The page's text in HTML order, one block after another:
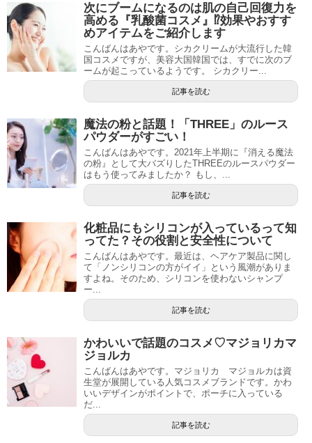
次にブームになるのは肌の自己回復力を
高める『乳酸菌コスメ』⁉︎効果やおすす
めアイテムをご紹介します
こんばんはあやです。シカクリームが大流行した韓
国コスメですが、美容大国韓国では、すでに次のブ
ームが起こっているようです。 シカクリー...
記事を読む
魔法の粉と話題！「THREE」のルース
パウダーがすごい！
こんばんはあやです。2021年上半期に『消える魔法
の粉』として大バズりしたTHREEのルースパウダー
はもう使ってみましたか？ もし、...
記事を読む
化粧品にもシリコンが入っているって知
ってた？その役割と安全性について
こんばんはあやです。最近は、ヘアケア製品に関し
て「ノンシリコンの方がイイ」という風潮がありま
すよね。そのため、シリコンを使わないシャンプ
ー...
記事を読む
かわいいで話題のコスメ♡マジョリカマ
ジョルカ
こんばんはあやです。マジョリカ マジョルカは資
生堂が展開している人気コスメブランドです。かわ
いいデザインがポイントで、ポーチに入っている
だ...
記事を読む